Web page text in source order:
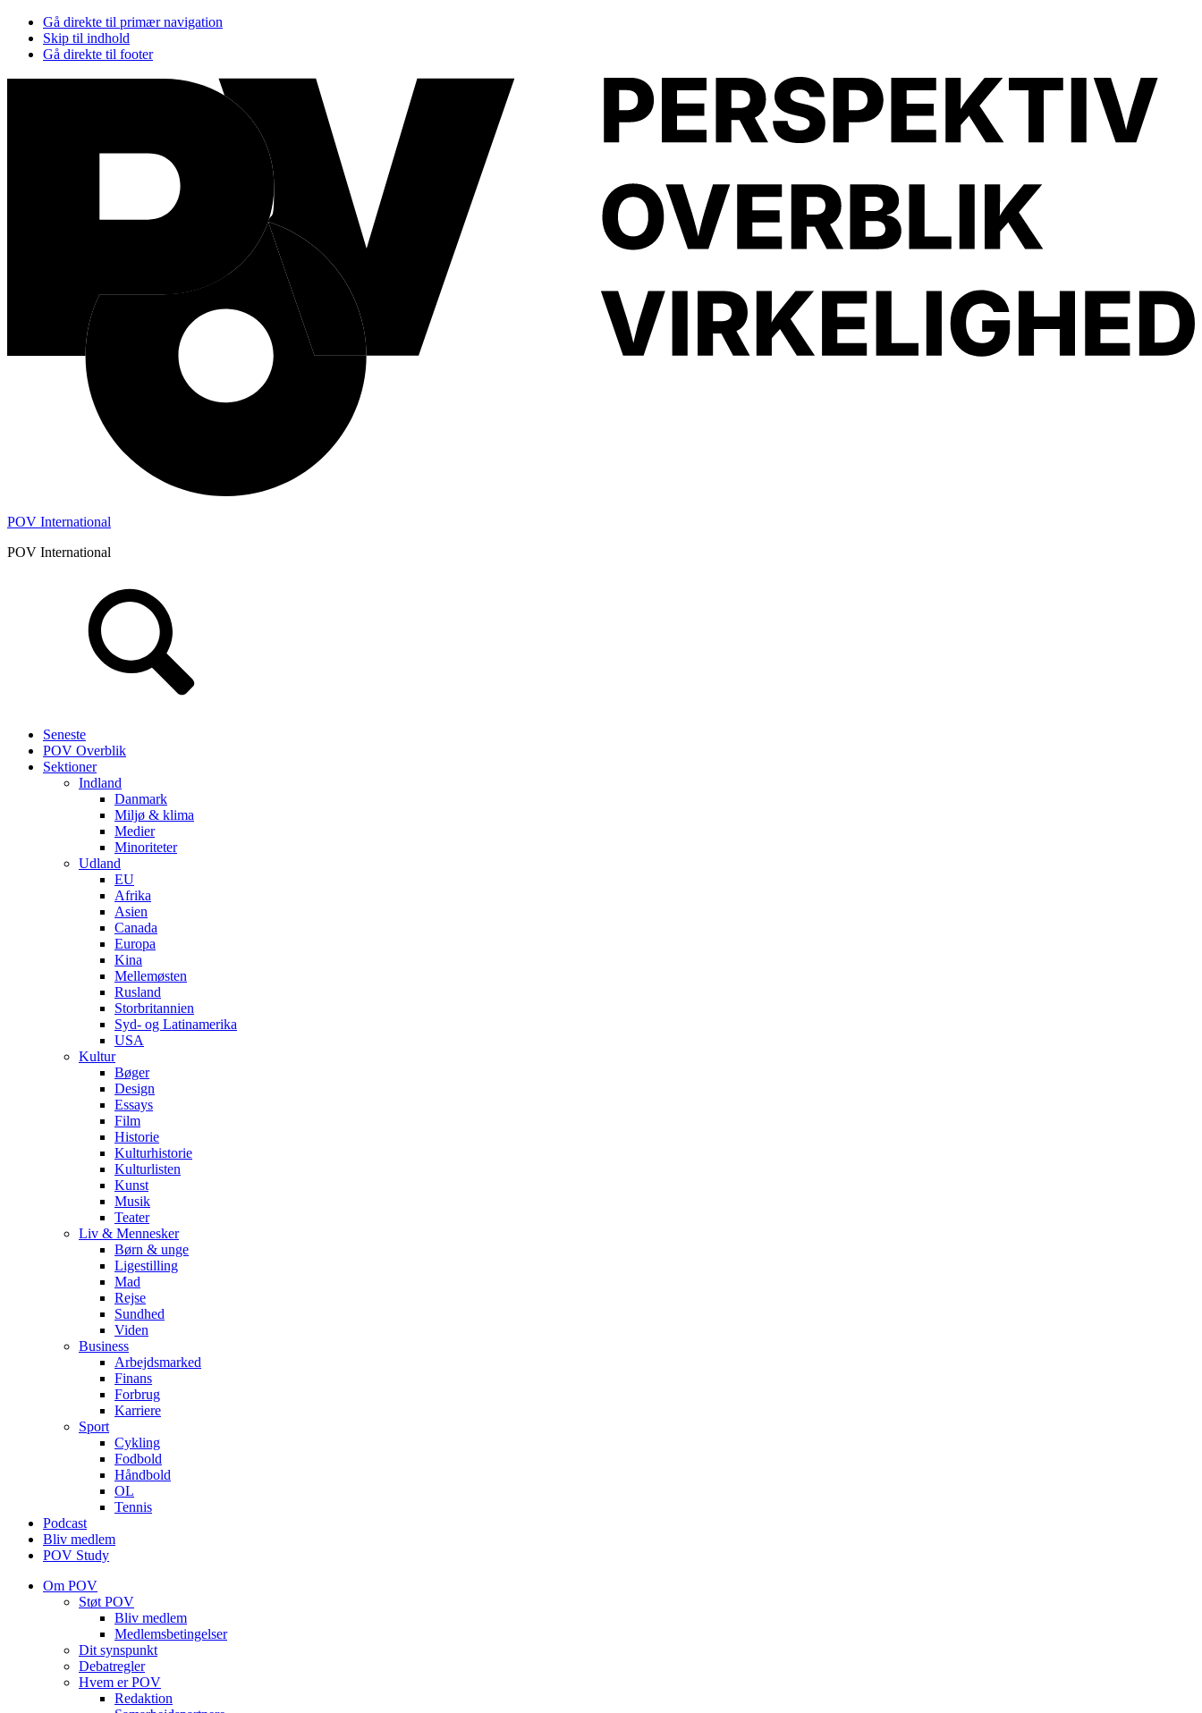
Gå direkte til primær navigation
Skip til indhold
Gå direkte til footer
POV International
POV International
Seneste
POV Overblik
Sektioner
Indland
Danmark
Miljø & klima
Medier
Minoriteter
Udland
EU
Afrika
Asien
Canada
Europa
Kina
Mellemøsten
Rusland
Storbritannien
Syd- og Latinamerika
USA
Kultur
Bøger
Design
Essays
Film
Historie
Kulturhistorie
Kulturlisten
Kunst
Musik
Teater
Liv & Mennesker
Børn & unge
Ligestilling
Mad
Rejse
Sundhed
Viden
Business
Arbejdsmarked
Finans
Forbrug
Karriere
Sport
Cykling
Fodbold
Håndbold
OL
Tennis
Podcast
Bliv medlem
POV Study
Om POV
Støt POV
Bliv medlem
Medlems­betingelser
Dit synspunkt
Debatregler
Hvem er POV
Redaktion